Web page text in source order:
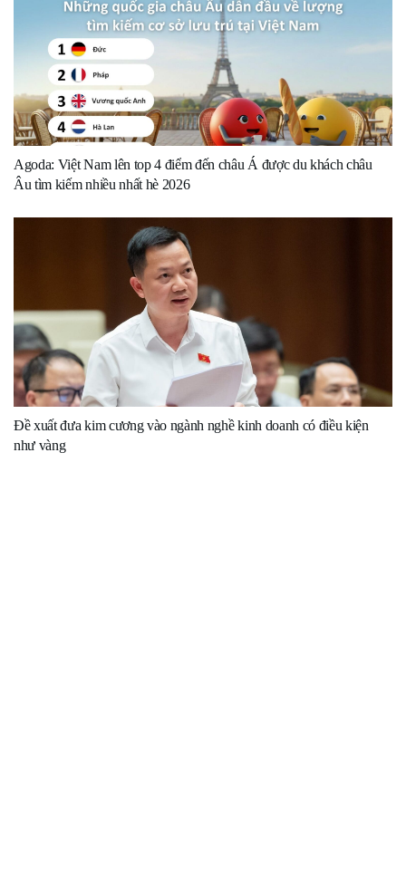
Agoda: Việt Nam lên top 4 điểm đến châu Á được du khách châu
Âu tìm kiếm nhiều nhất hè 2026
Đề xuất đưa kim cương vào ngành nghề kinh doanh có điều kiện
như vàng